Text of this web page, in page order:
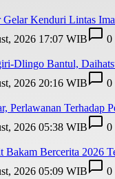
Gelar Kenduri Lintas
2026 17:07 WIB
0
Dlingo Bantul,
2026 20:16 WIB
0
Perlawanan Terhadap
2026 05:38 WIB
0
Bercerita 2026
2026 05:09 WIB 0